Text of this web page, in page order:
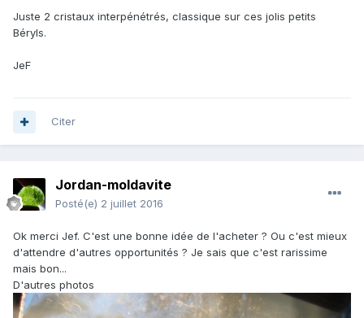
Juste 2 cristaux interpénétrés, classique sur ces jolis petits
Béryls.
JeF
Citer
Jordan-moldavite
Posté(e) 2 juillet 2016
Ok merci Jef. C'est une bonne idée de l'acheter ? Ou c'est mieux
d'attendre d'autres opportunités ? Je sais que c'est rarissime
mais bon...
D'autres photos